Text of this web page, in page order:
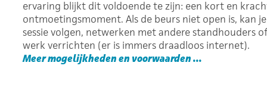
ervaring blijkt dit voldoende te zijn: een kort en
ontmoetingsmoment. Als de beurs niet open is, kan
sessie volgen, netwerken met andere standhouders
werk verrichten (er is immers draadloos internet).
Meer mogelijkheden en voorwaarden ...